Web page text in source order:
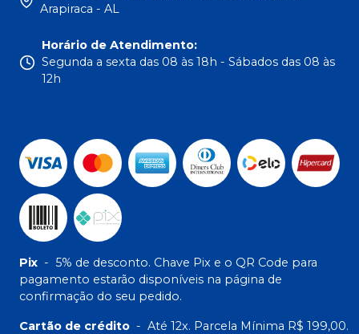
Arapiraca - AL
Horário de Atendimento:
Segunda a sexta das 08 às 18h - Sábados das 08 às
12h
Pix - 5% de desconto. Chave Pix e o QR Code para
pagamento estarão disponíveis na página de
confirmação do seu pedido.
Cartão de crédito - Até 12x. Parcela Mínima R$ 199,00.